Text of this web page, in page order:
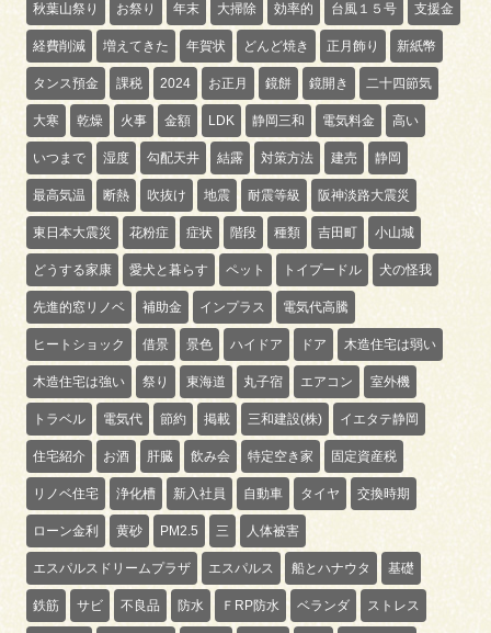
秋葉山祭り お祭り 年末 大掃除 効率的 台風１５号 支援金
経費削減 増えてきた 年賀状 どんど焼き 正月飾り 新紙幣
タンス預金 課税 2024 お正月 鏡餅 鏡開き 二十四節気
大寒 乾燥 火事 金額 LDK 静岡三和 電気料金 高い
いつまで 湿度 勾配天井 結露 対策方法 建売 静岡
最高気温 断熱 吹抜け 地震 耐震等級 阪神淡路大震災
東日本大震災 花粉症 症状 階段 種類 吉田町 小山城
どうする家康 愛犬と暮らす ペット トイプードル 犬の怪我
先進的窓リノベ 補助金 インプラス 電気代高騰
ヒートショック 借景 景色 ハイドア ドア 木造住宅は弱い
木造住宅は強い 祭り 東海道 丸子宿 エアコン 室外機
トラベル 電気代 節約 掲載 三和建設(株) イエタテ静岡
住宅紹介 お酒 肝臓 飲み会 特定空き家 固定資産税
リノベ住宅 浄化槽 新入社員 自動車 タイヤ 交換時期
ローン金利 黄砂 PM2.5 三 人体被害
エスパルスドリームプラザ エスパルス 船とハナウタ 基礎
鉄筋 サビ 不良品 防水 ＦRP防水 ベランダ ストレス